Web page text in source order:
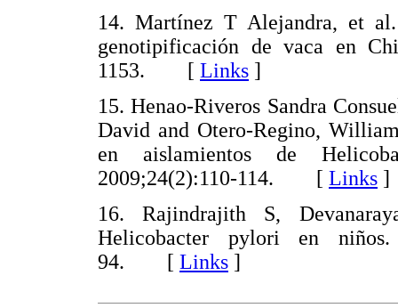
14. Martínez T Alejandra, et
genotipificación de vaca en
1153. [ Links ]
15. Henao-Riveros Sandra
David and Otero-Regino,
en aislamientos de
2009;24(2):110-114. [ Links ]
16. Rajindrajith S,
Helicobacter pylori en
94. [ Links ]